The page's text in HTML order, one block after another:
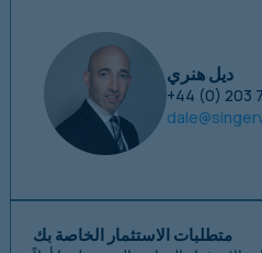
ديل هنري
+44 (0) 203
متطلبات الاستثمار الخاصة بك